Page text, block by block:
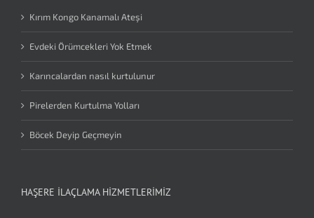
Kırım Kongo Kanamalı Ateşi
Evdeki Örümcekleri Yok Etmek
Karıncalardan nasıl kurtulunur
Pirelerden Kurtulma Yolları
Böcek Deyip Geçmeyin
HAŞERE İLAÇLAMA HIZMETLERIMIZ